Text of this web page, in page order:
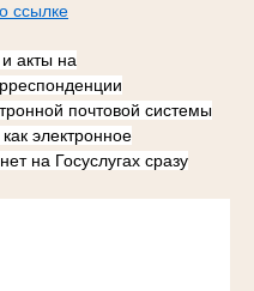
ссылке
акты на
почтовой системы
электронное
на Госуслугах сразу